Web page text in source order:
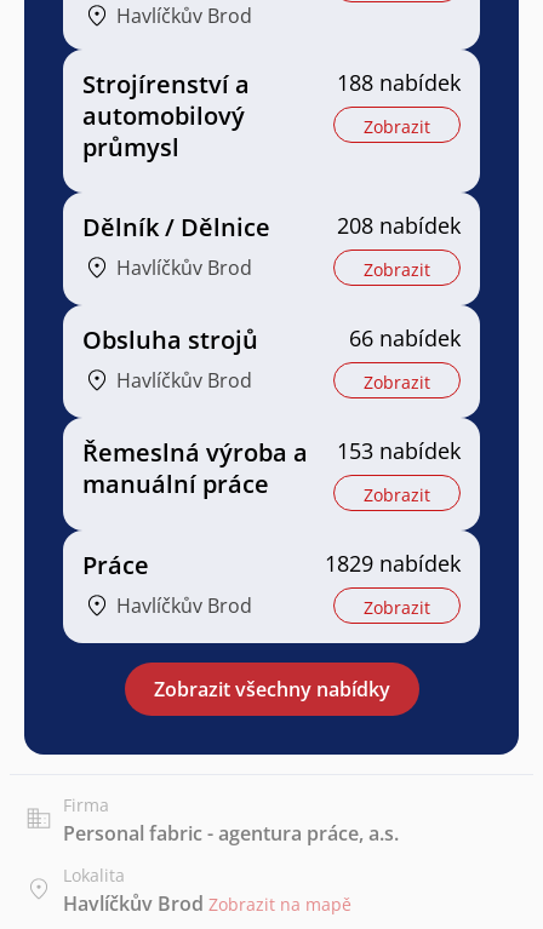
Havlíčkův Brod
Strojírenství a
automobilový
průmysl
188 nabídek
Zobrazit
Dělník / Dělnice
Havlíčkův Brod
208 nabídek
Zobrazit
Obsluha strojů
Havlíčkův Brod
66 nabídek
Zobrazit
Řemeslná výroba a
manuální práce
153 nabídek
Zobrazit
Práce
Havlíčkův Brod
1829 nabídek
Zobrazit
Zobrazit všechny nabídky
Firma
Personal fabric - agentura práce, a.s.
Lokalita
Havlíčkův Brod Zobrazit na mapě